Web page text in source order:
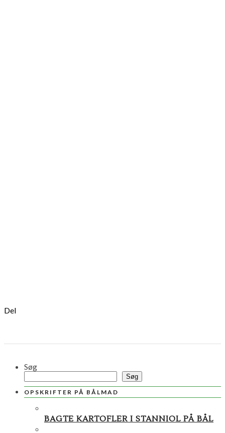
Del
Søg
Søg
OPSKRIFTER PÅ BÅLMAD
BAGTE KARTOFLER I STANNIOL PÅ BÅL